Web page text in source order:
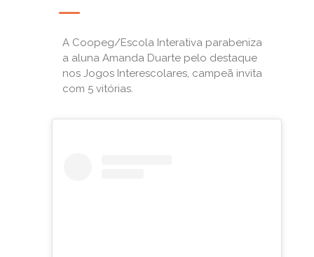
A Coopeg/Escola Interativa parabeniza
a aluna Amanda Duarte pelo destaque
nos Jogos Interescolares, campeã invita
com 5 vitórias.